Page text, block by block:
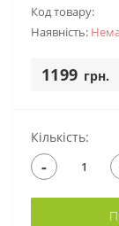
Код товару:
Наявність:
1199 грн.
Кількість:
-